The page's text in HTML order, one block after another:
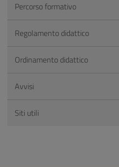
Percorso formativo
Regolamento didattico
Ordinamento didattico
Avvisi
Siti utili